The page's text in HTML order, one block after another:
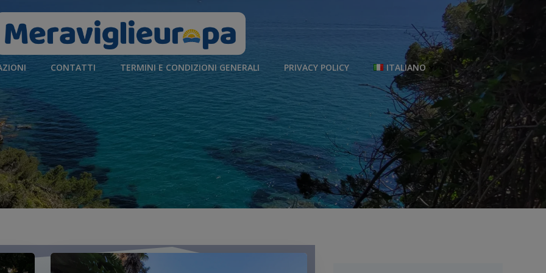
CONTATTI TERMINI E CONDIZIONI GENERALI PRIVACY POLICY ITALIANO